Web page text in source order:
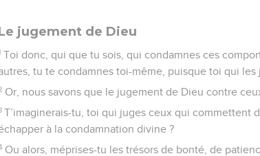
jugement de Dieu
Toi donc, qui que tu sois, qui condamnes ces
tu te condamnes toi-même, puisque toi qui les
Or, nous savons que le jugement de Dieu contre
T’imaginerais-tu, toi qui juges ceux qui commettent
à la condamnation divine ?
Ou alors, méprises-tu les trésors de bonté, de